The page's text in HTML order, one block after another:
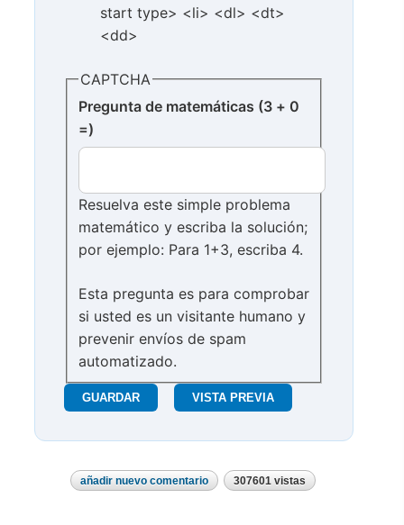
start type> <li> <dl> <dt>
<dd>
CAPTCHA
Pregunta de matemáticas (3 + 0
=)
Resuelva este simple problema
matemático y escriba la solución;
por ejemplo: Para 1+3, escriba 4.
Esta pregunta es para comprobar
si usted es un visitante humano y
prevenir envíos de spam
automatizado.
añadir nuevo comentario 307601 vistas